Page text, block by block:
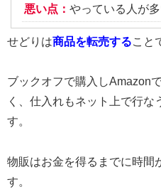
悪い点： やっている人が
せどりは商品を転売すること
ブックオフで購入しAmazon
く、仕入れもネット上で行な
す。
物販はお金を得るまでに時間
す。